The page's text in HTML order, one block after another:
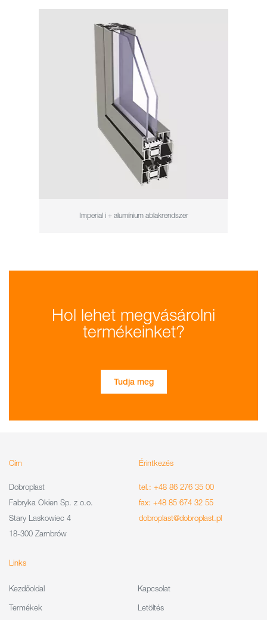
Imperial i + alumínium ablakrendszer
Hol lehet megvásárolni
termékeinket?
Tudja meg
Cím
Dobroplast
Fabryka Okien Sp. z o.o.
Stary Laskowiec 4
18-300 Zambrów
Érintkezés
tel.: +48 86 276 35 00
fax: +48 85 674 32 55
dobroplast@dobroplast.pl
Links
Kezdőoldal
Termékek
Kapcsolat
Letöltés